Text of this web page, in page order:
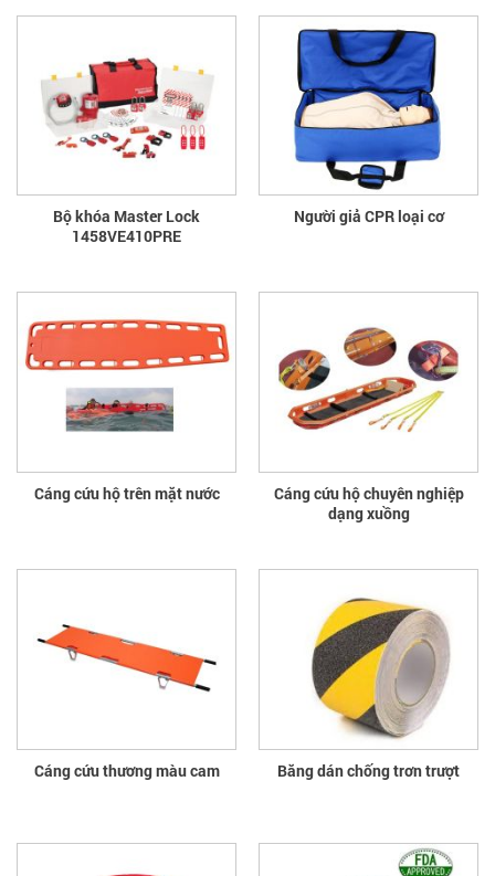
Bộ khóa Master Lock
1458VE410PRE
Người giả CPR loại cơ
Cáng cứu hộ trên mặt nước
Cáng cứu hộ chuyên nghiệp
dạng xuồng
Cáng cứu thương màu cam Băng dán chống trơn trượt